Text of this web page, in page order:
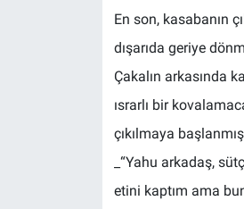
En son, kasabanın
dışarıda geriye
Çakalın arkasında
ısrarlı bir
çıkılmaya
_“Yahu arkadaş,
etini kaptım ama